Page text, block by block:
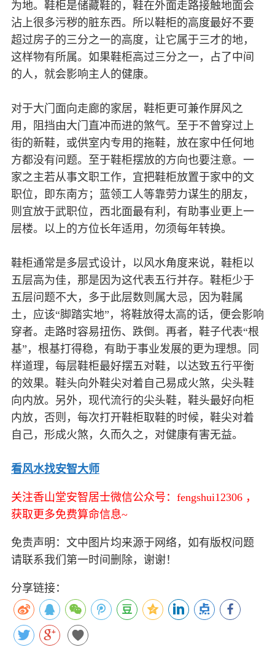
为地。鞋柜是储藏鞋的，鞋在外面走路接触地面会
沾上很多污秽的脏东西。所以鞋柜的高度最好不要
超过房子的三分之一的高度，让它属于三才的地，
这样物有所属。如果鞋柜高过三分之一，占了中间
的人，就会影响主人的健康。
对于大门面向走廊的家居，鞋柜更可兼作屏风之
用，阻挡由大门直冲而进的煞气。至于不曾穿过上
街的新鞋，或供室内专用的拖鞋，放在家中任何地
方都没有问题。至于鞋柜摆放的方向也要注意。一
家之主若从事文职工作，宜把鞋柜放置于家中的文
职位，即东南方；蓝领工人等靠劳力谋生的朋友，
则宜放于武职位，西北面最有利，有助事业更上一
层楼。以上的方位长年适用，勿须每年转换。
鞋柜通常是多层式设计，以风水角度来说，鞋柜以
五层高为佳，那是因为这代表五行并存。鞋柜少于
五层问题不大，多于此层数则属大忌，因为鞋属
土，应该“脚踏实地”，将鞋放得太高的话，便会影响
穿者。走路时容易扭伤、跌倒。再者，鞋子代表“根
基”，根基打得稳，有助于事业发展的更为理想。同
样道理，每层鞋柜最好摆五对鞋，以达致五行平衡
的效果。鞋头向外鞋尖对着自己易成火煞，尖头鞋
向内放。另外，现代流行的尖头鞋，鞋头最好向柜
内放，否则，每次打开鞋柜取鞋的时候，鞋尖对着
自己，形成火煞，久而久之，对健康有害无益。
看风水找安智大师
关注香山堂安智居士微信公众号：fengshui12306 ，
获取更多免费算命信息~
免责声明：文中图片均来源于网络，如有版权问题
请联系我们第一时间删除，谢谢！
分享链接：